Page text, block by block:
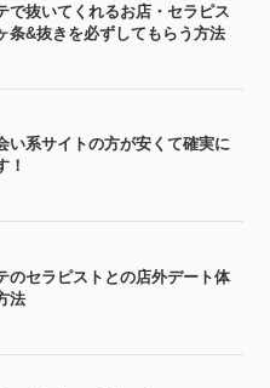
で抜いてくれるお店・セラピス
条&抜きを必ずしてもらう方法
い系サイトの方が安くて確実に
！
のセラピストとの店外デート体
法